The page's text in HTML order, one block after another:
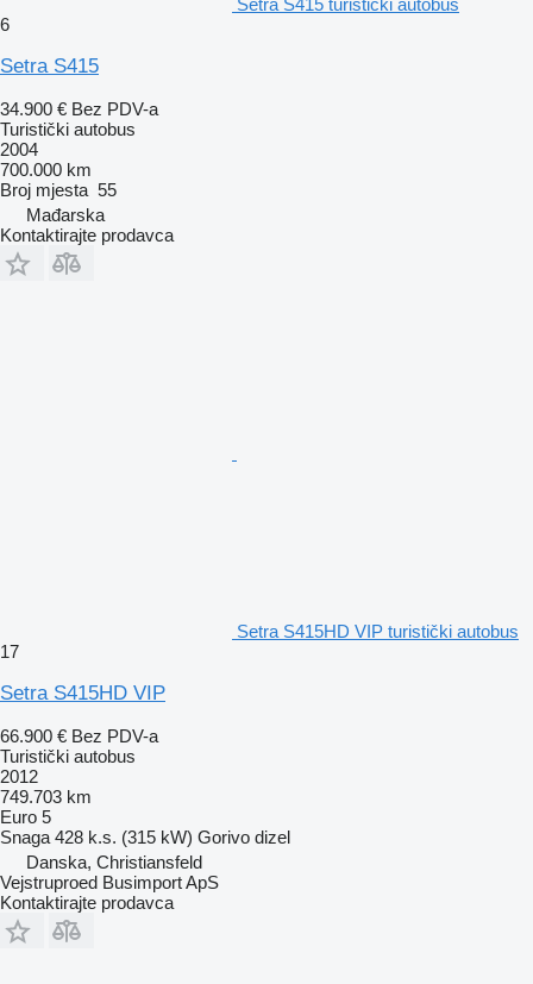
6
Setra S415
34.900 € Bez PDV-a
Turistički autobus
2004
700.000 km
Broj mjesta 55
Mađarska
Kontaktirajte prodavca
Setra S415HD VIP turistički autobus
17
Setra S415HD VIP
66.900 € Bez PDV-a
Turistički autobus
2012
749.703 km
Euro 5
Snaga 428 k.s. (315 kW) Gorivo dizel
Danska, Christiansfeld
Vejstruproed Busimport ApS
Kontaktirajte prodavca